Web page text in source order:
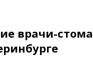
врачи-